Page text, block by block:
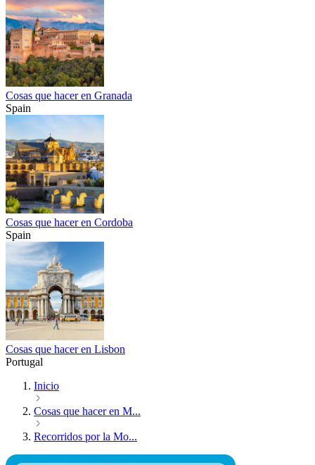
Cosas que hacer en Granada
Spain
Cosas que hacer en Cordoba
Spain
Cosas que hacer en Lisbon
Portugal
Inicio
Cosas que hacer en M...
Recorridos por la Mo...